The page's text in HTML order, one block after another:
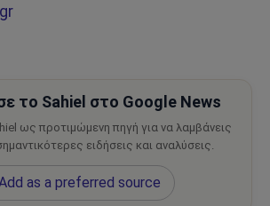
το Sahiel στο Google News
ως προτιμώμενη πηγή για να λαμβάνεις
ειδήσεις και αναλύσεις.
as a preferred source